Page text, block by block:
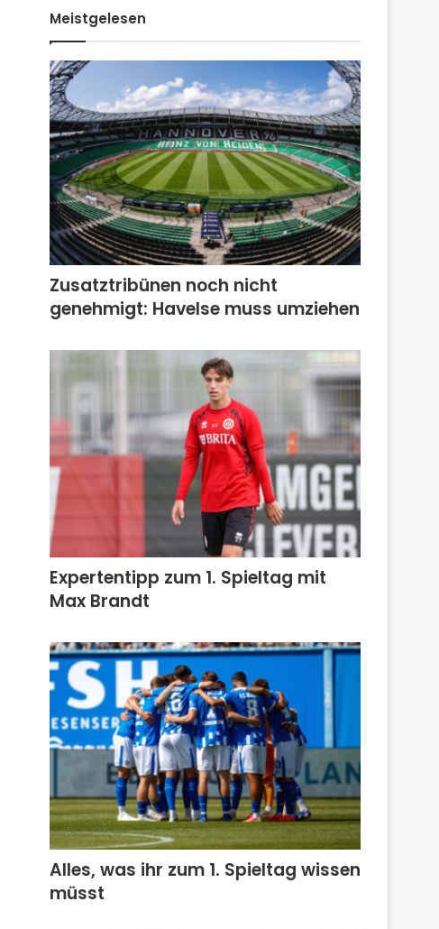
Meistgelesen
Zusatztribünen noch nicht
genehmigt: Havelse muss umziehen
Expertentipp zum 1. Spieltag mit
Max Brandt
Alles, was ihr zum 1. Spieltag wissen
müsst